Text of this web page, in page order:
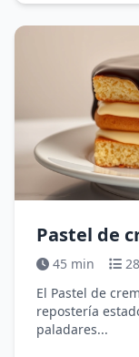
Pastel de
45 min
El Pastel de
repostería
paladares...